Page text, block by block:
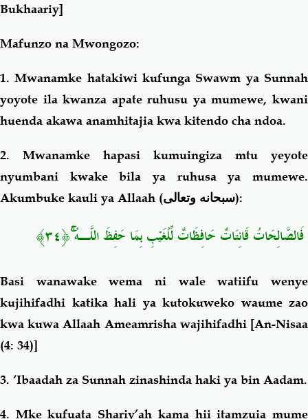
Bukhaariy]
Mafunzo na Mwongozo:
1. Mwanamke hatakiwi kufunga Swawm ya Sunnah
yoyote ila kwanza apate ruhusu ya mumewe, kwani
huenda akawa anamhitajia kwa kitendo cha ndoa.
2. Mwanamke hapasi kumuingiza mtu yeyote
nyumbani kwake bila ya ruhusa ya mumewe.
Akumbuke kauli ya Allaah (سبحانه وتعالى):
فَالصَّالِحَاتُ قَانِتَاتٌ حَافِظَاتٌ لِّلْغَيْبِ بِمَا حَفِظَ اللَّـهُ ۚ﴿٣٤﴾
Basi wanawake wema ni wale watiifu wenye
kujihifadhi katika hali ya kutokuweko waume zao
kwa kuwa Allaah Ameamrisha wajihifadhi [An-Nisaa
(4: 34)]
3. ‘Ibaadah za Sunnah zinashinda haki ya bin Aadam.
4. Mke kufuata Shariy’ah kama hii itamzuia mume